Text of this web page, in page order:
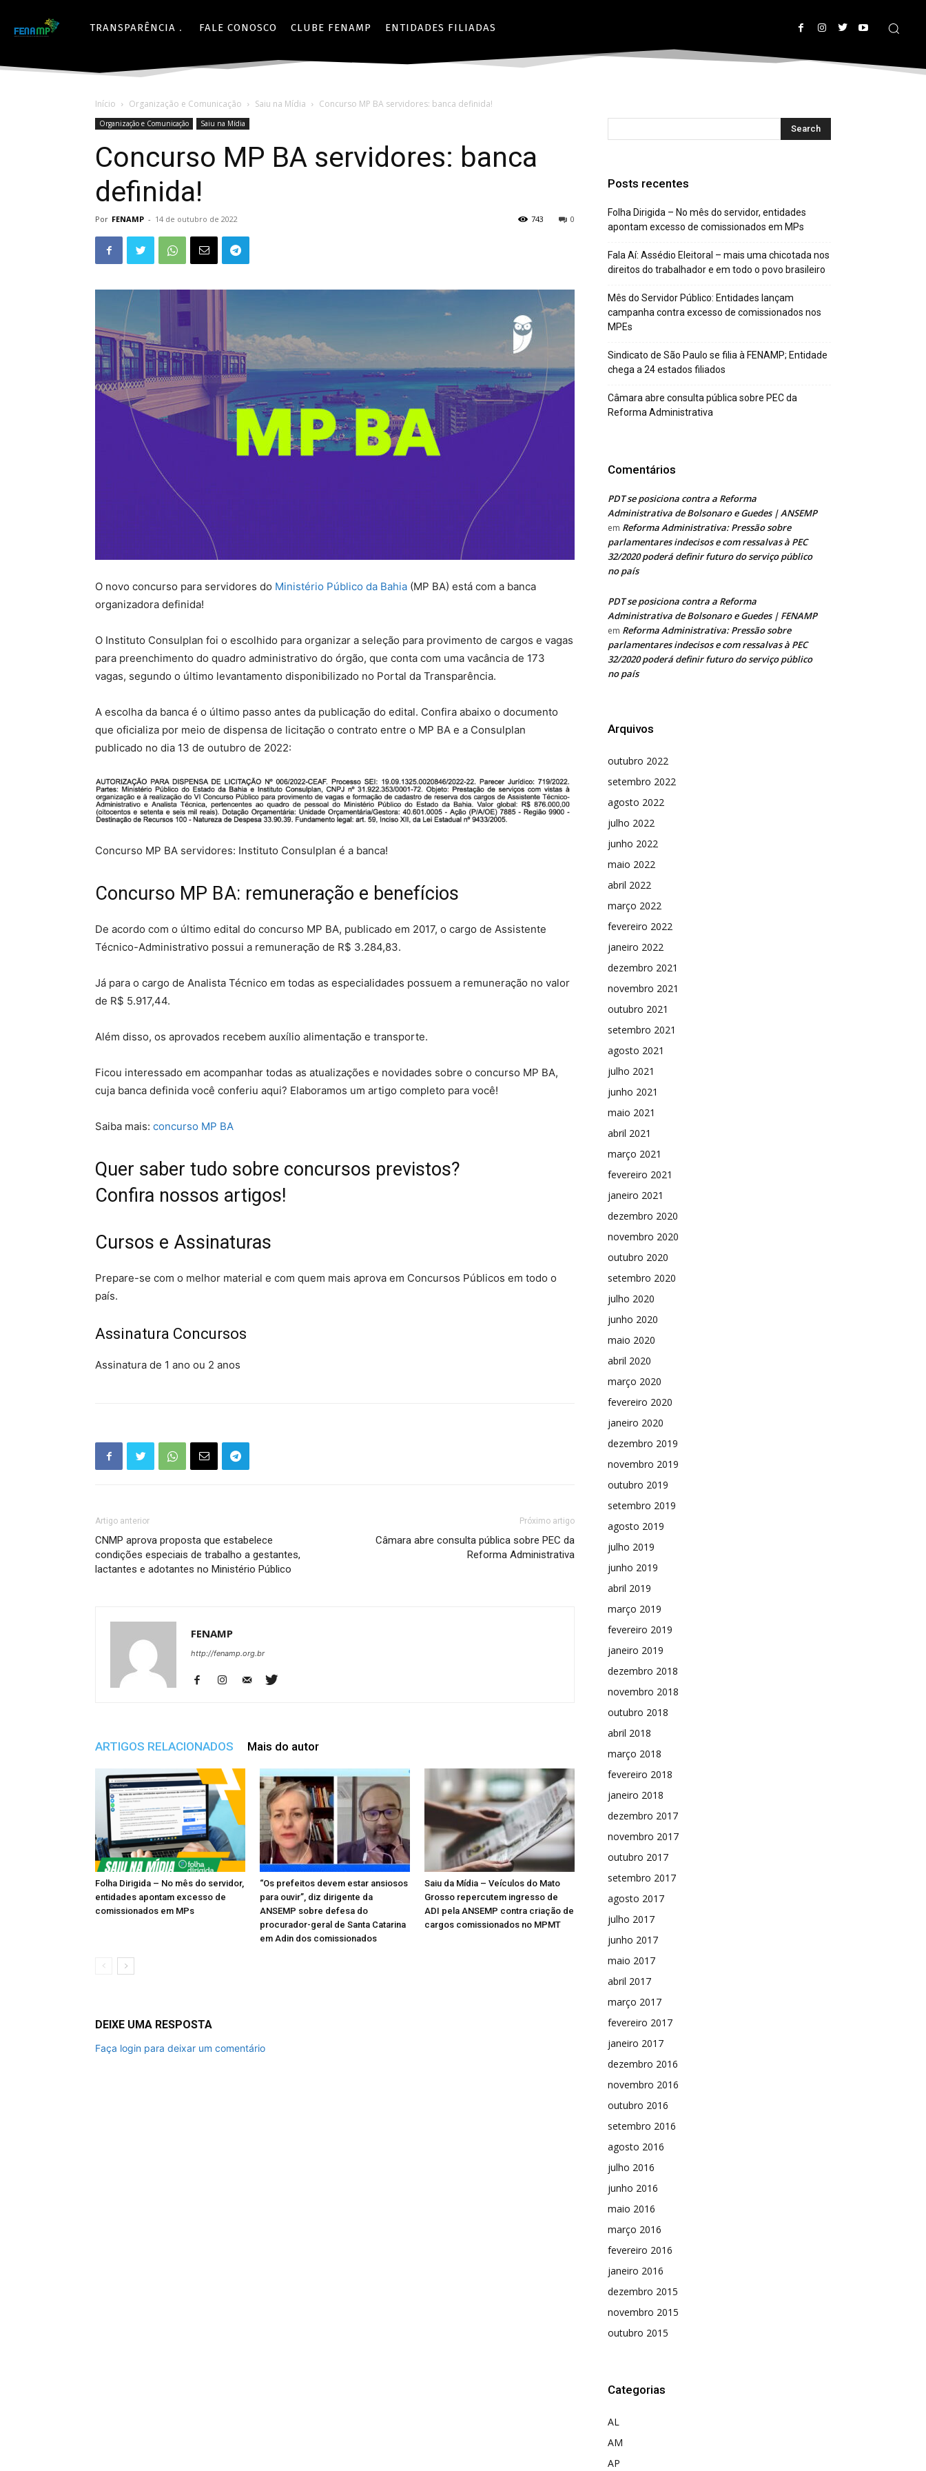
TRANSPARÊNCIA FALE CONOSCO CLUBE FENAMP ENTIDADES FILIADAS
Início Organização e Comunicação Saiu na Mídia Concurso MP BA servidores: banca definida!
Organização e Comunicação Saiu na Mídia
Concurso MP BA servidores: banca
definida!
Por FENAMP - 14 de outubro de 2022 0
743
O novo concurso para servidores do Ministério Público da Bahia (MP BA) está com a banca
organizadora definida!
O Instituto Consulplan foi o escolhido para organizar a seleção para provimento de cargos e vagas
para preenchimento do quadro administrativo do órgão, que conta com uma vacância de 173
vagas, segundo o último levantamento disponibilizado no Portal da Transparência.
A escolha da banca é o último passo antes da publicação do edital. Confira abaixo o documento
que oficializa por meio de dispensa de licitação o contrato entre o MP BA e a Consulplan
publicado no dia 13 de outubro de 2022:
Concurso MP BA servidores: Instituto Consulplan é a banca!
Concurso MP BA: remuneração e benefícios
De acordo com o último edital do concurso MP BA, publicado em 2017, o cargo de Assistente
Técnico-Administrativo possui a remuneração de R$ 3.284,83.
Já para o cargo de Analista Técnico em todas as especialidades possuem a remuneração no valor
de R$ 5.917,44.
Além disso, os aprovados recebem auxílio alimentação e transporte.
Ficou interessado em acompanhar todas as atualizações e novidades sobre o concurso MP BA,
cuja banca definida você conferiu aqui? Elaboramos um artigo completo para você!
Saiba mais: concurso MP BA
Quer saber tudo sobre concursos previstos?
Confira nossos artigos!
Cursos e Assinaturas
Prepare-se com o melhor material e com quem mais aprova em Concursos Públicos em todo o
país.
Assinatura Concursos
Assinatura de 1 ano ou 2 anos
Artigo anterior
CNMP aprova proposta que estabelece
condições especiais de trabalho a gestantes,
lactantes e adotantes no Ministério Público
Próximo artigo
Câmara abre consulta pública sobre PEC da
Reforma Administrativa
FENAMP
http://fenamp.org.br
ARTIGOS RELACIONADOS Mais do autor
Folha Dirigida – No mês do servidor,
entidades apontam excesso de
comissionados em MPs
“Os prefeitos devem estar ansiosos
para ouvir”, diz dirigente da
ANSEMP sobre defesa do
procurador-geral de Santa Catarina
em Adin dos comissionados
Saiu da Mídia – Veículos do Mato
Grosso repercutem ingresso de
ADI pela ANSEMP contra criação de
cargos comissionados no MPMT
DEIXE UMA RESPOSTA
Faça login para deixar um comentário
Posts recentes
Folha Dirigida – No mês do servidor, entidades
apontam excesso de comissionados em MPs
Fala Aí: Assédio Eleitoral – mais uma chicotada nos
direitos do trabalhador e em todo o povo brasileiro
Mês do Servidor Público: Entidades lançam
campanha contra excesso de comissionados nos
MPEs
Sindicato de São Paulo se filia à FENAMP; Entidade
chega a 24 estados filiados
Câmara abre consulta pública sobre PEC da
Reforma Administrativa
Comentários
PDT se posiciona contra a Reforma
Administrativa de Bolsonaro e Guedes | ANSEMP
em Reforma Administrativa: Pressão sobre
parlamentares indecisos e com ressalvas à PEC
32/2020 poderá definir futuro do serviço público
no país
PDT se posiciona contra a Reforma
Administrativa de Bolsonaro e Guedes | FENAMP
em Reforma Administrativa: Pressão sobre
parlamentares indecisos e com ressalvas à PEC
32/2020 poderá definir futuro do serviço público
no país
Arquivos
outubro 2022
setembro 2022
agosto 2022
julho 2022
junho 2022
maio 2022
abril 2022
março 2022
fevereiro 2022
janeiro 2022
dezembro 2021
novembro 2021
outubro 2021
setembro 2021
agosto 2021
julho 2021
junho 2021
maio 2021
abril 2021
março 2021
fevereiro 2021
janeiro 2021
dezembro 2020
novembro 2020
outubro 2020
setembro 2020
julho 2020
junho 2020
maio 2020
abril 2020
março 2020
fevereiro 2020
janeiro 2020
dezembro 2019
novembro 2019
outubro 2019
setembro 2019
agosto 2019
julho 2019
junho 2019
abril 2019
março 2019
fevereiro 2019
janeiro 2019
dezembro 2018
novembro 2018
outubro 2018
abril 2018
março 2018
fevereiro 2018
janeiro 2018
dezembro 2017
novembro 2017
outubro 2017
setembro 2017
agosto 2017
julho 2017
junho 2017
maio 2017
abril 2017
março 2017
fevereiro 2017
janeiro 2017
dezembro 2016
novembro 2016
outubro 2016
setembro 2016
agosto 2016
julho 2016
junho 2016
maio 2016
março 2016
fevereiro 2016
janeiro 2016
dezembro 2015
novembro 2015
outubro 2015
Categorias
AL
AM
AP